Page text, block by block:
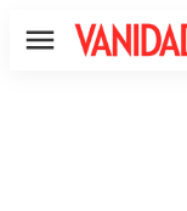
Menú